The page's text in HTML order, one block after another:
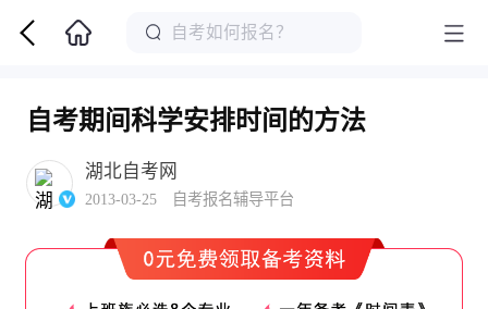
自考期间科学安排时间的方法
湖北自考网
2013-03-25 自考报名辅导平台